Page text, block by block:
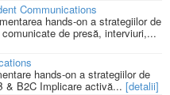
Communications
hands-on a strategiilor de
de presă, interviuri,...
hands-on a strategiilor de
& B2C Implicare activă... [detalii]